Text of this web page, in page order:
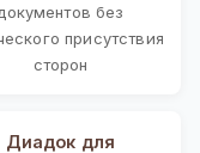
без
присутствия
сторон
Диадок для